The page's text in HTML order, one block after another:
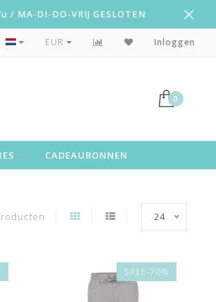
/ MA-DI-DO-VRIJ GESLOTEN
Snelle levering!
EUR Inloggen
0
CADEAUBONNEN
24
SALE-70%